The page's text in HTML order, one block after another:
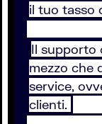
il tuo tasso
Il supporto
mezzo che
service,
clienti.